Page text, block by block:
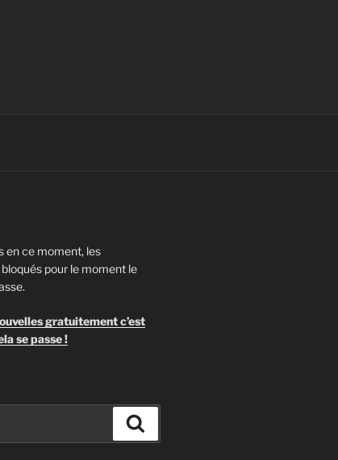
en ce moment, les
pour le moment le
gratuitement c’est
se passe !